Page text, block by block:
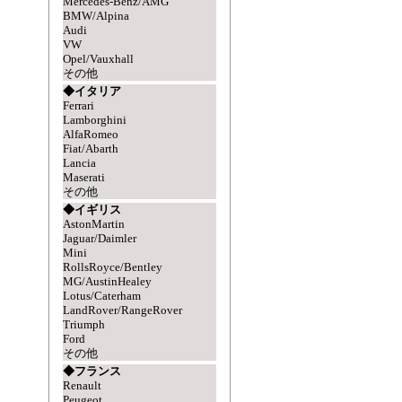
BMW/Alpina
Audi
VW
Opel/Vauxhall
その他
◆イタリア
Ferrari
Lamborghini
AlfaRomeo
Fiat/Abarth
Lancia
Maserati
その他
◆イギリス
AstonMartin
Jaguar/Daimler
Mini
RollsRoyce/Bentley
MG/AustinHealey
Lotus/Caterham
LandRover/RangeRover
Triumph
Ford
その他
◆フランス
Renault